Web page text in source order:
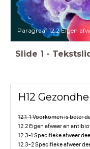
Paragraaf 12.2 Eigen
Slide 1 -
H12
12.1-1 Voorkomen is beter
12.2 Eigen afweer en
12.3-1 Specifieke afweer
12.3-2 Specifieke afweer